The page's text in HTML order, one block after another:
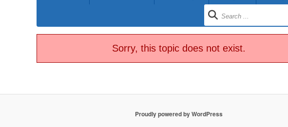
Sorry, this topic does not exist.
Proudly powered by WordPress